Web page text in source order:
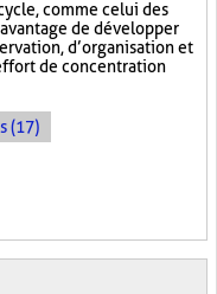
comme celui des
de développer
d’organisation et
de concentration
(17)